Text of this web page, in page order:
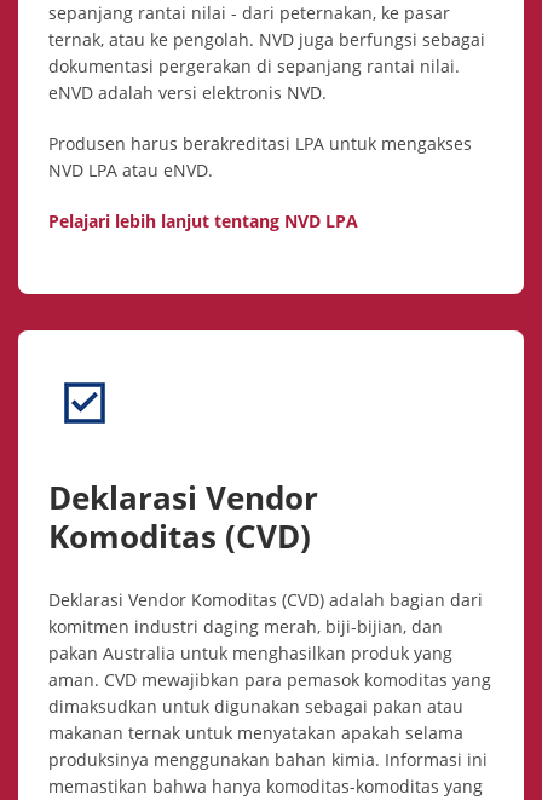
sepanjang rantai nilai - dari peternakan, ke pasar
ternak, atau ke pengolah. NVD juga berfungsi sebagai
dokumentasi pergerakan di sepanjang rantai nilai.
eNVD adalah versi elektronis NVD.
Produsen harus berakreditasi LPA untuk mengakses
NVD LPA atau eNVD.
Pelajari lebih lanjut tentang NVD LPA
Deklarasi Vendor
Komoditas (CVD)
Deklarasi Vendor Komoditas (CVD) adalah bagian dari
komitmen industri daging merah, biji-bijian, dan
pakan Australia untuk menghasilkan produk yang
aman. CVD mewajibkan para pemasok komoditas yang
dimaksudkan untuk digunakan sebagai pakan atau
makanan ternak untuk menyatakan apakah selama
produksinya menggunakan bahan kimia. Informasi ini
memastikan bahwa hanya komoditas-komoditas yang